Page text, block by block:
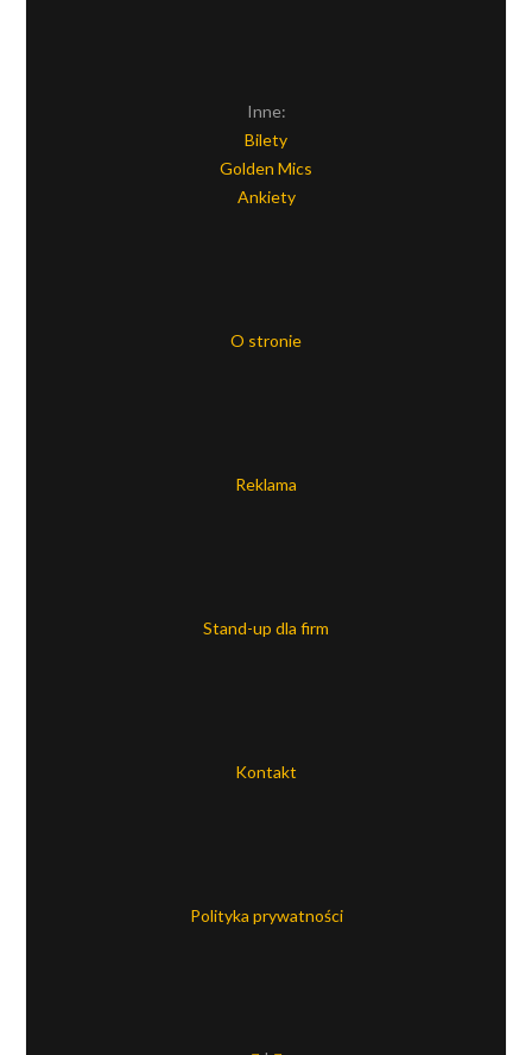
Inne:
Bilety
Golden Mics
Ankiety
O stronie
Reklama
Stand-up dla firm
Kontakt
Polityka prywatności